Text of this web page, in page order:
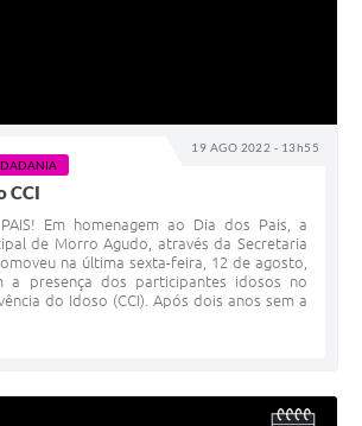
19 AGO 2022 - 13h55
CCI
PAIS! Em homenagem ao Dia dos Pais, a
de Morro Agudo, através da Secretaria
na última sexta-feira, 12 de agosto,
a presença dos participantes idosos no
do Idoso (CCI). Após dois anos sem a